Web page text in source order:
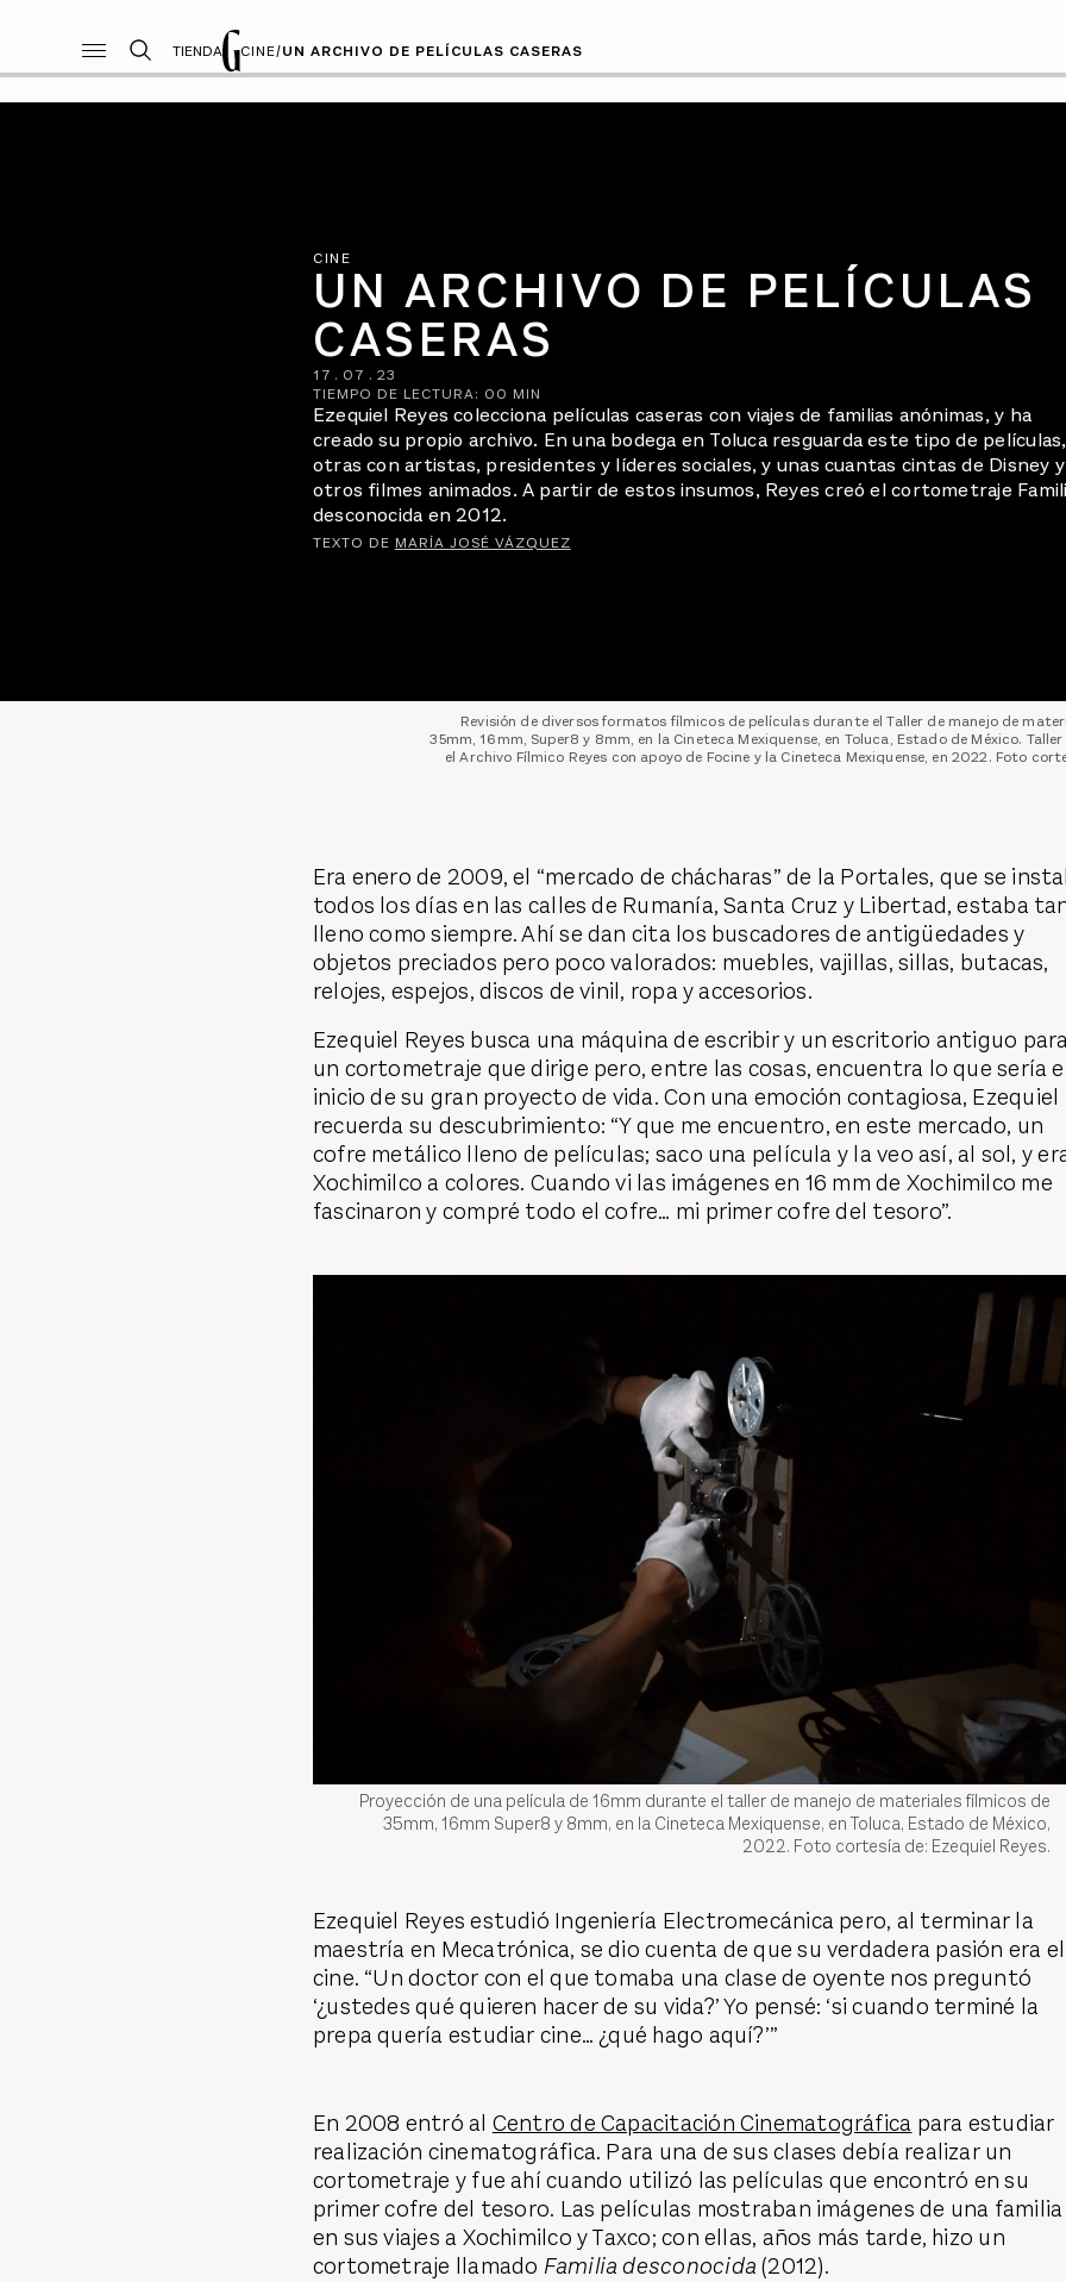
TIENDA CINE/UN ARCHIVO DE PELÍCULAS CASERAS
CINE
UN ARCHIVO DE PELÍCULAS
CASERAS
17 . 07 . 23
TIEMPO DE LECTURA: 00 MIN
Ezequiel Reyes colecciona películas caseras con viajes de familias anónimas, y ha
creado su propio archivo. En una bodega en Toluca resguarda este tipo de películas,
otras con artistas, presidentes y líderes sociales, y unas cuantas cintas de Disney y
otros filmes animados. A partir de estos insumos, Reyes creó el cortometraje
desconocida en 2012.
TEXTO DE MARÍA JOSÉ VÁZQUEZ
Revisión de diversos formatos fílmicos de películas durante el Taller de manejo de
35mm, 16mm, Super8 y 8mm, en la Cineteca Mexiquense, en Toluca, Estado de México.
el Archivo Fílmico Reyes con apoyo de Focine y la Cineteca Mexiquense, en 2022. Foto
Era enero de 2009, el “mercado de chácharas” de la Portales, que se
todos los días en las calles de Rumanía, Santa Cruz y Libertad, estaba
lleno como siempre. Ahí se dan cita los buscadores de antigüedades y
objetos preciados pero poco valorados: muebles, vajillas, sillas, butacas,
relojes, espejos, discos de vinil, ropa y accesorios.
Ezequiel Reyes busca una máquina de escribir y un escritorio antiguo
un cortometraje que dirige pero, entre las cosas, encuentra lo que sería
inicio de su gran proyecto de vida. Con una emoción contagiosa, Ezequiel
recuerda su descubrimiento: “Y que me encuentro, en este mercado, un
cofre metálico lleno de películas; saco una película y la veo así, al sol, y
Xochimilco a colores. Cuando vi las imágenes en 16 mm de Xochimilco me
fascinaron y compré todo el cofre… mi primer cofre del tesoro”.
Proyección de una película de 16mm durante el taller de manejo de materiales fílmicos de
35mm, 16mm Super8 y 8mm, en la Cineteca Mexiquense, en Toluca, Estado de México,
2022. Foto cortesía de: Ezequiel Reyes.
Ezequiel Reyes estudió Ingeniería Electromecánica pero, al terminar la
maestría en Mecatrónica, se dio cuenta de que su verdadera pasión era el
cine. “Un doctor con el que tomaba una clase de oyente nos preguntó
‘¿ustedes qué quieren hacer de su vida?’ Yo pensé: ‘si cuando terminé la
prepa quería estudiar cine… ¿qué hago aquí?’”
En 2008 entró al Centro de Capacitación Cinematográfica para estudiar
realización cinematográfica. Para una de sus clases debía realizar un
cortometraje y fue ahí cuando utilizó las películas que encontró en su
primer cofre del tesoro. Las películas mostraban imágenes de una familia
en sus viajes a Xochimilco y Taxco; con ellas, años más tarde, hizo un
cortometraje llamado Familia desconocida (2012).